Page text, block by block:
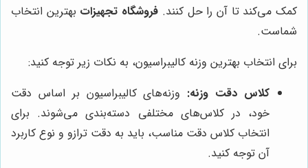
کمک می‌کند تا آن را حل کنند. فروشگاه تجهیزات بهترین انتخاب
شماست.
برای انتخاب بهترین وزنه کالیبراسیون، به نکات زیر توجه کنید:
کلاس دقت وزنه: وزنه‌های کالیبراسیون بر اساس دقت
خود، در کلاس‌های مختلفی دسته‌بندی می‌شوند. برای
انتخاب کلاس دقت مناسب، باید به دقت ترازو و نوع کاربرد
آن توجه کنید.